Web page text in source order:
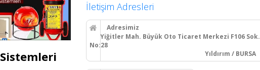
İletişim Adresleri
Adresimiz
Yiğitler Mah. Büyük Oto Ticaret Merkezi F106 Sok.
No:28
Yıldırım / BURSA